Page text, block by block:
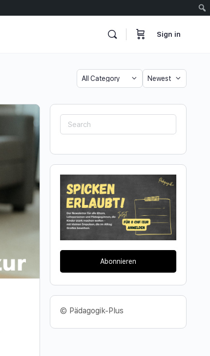
Sign in
Category
Sort
Search
for:
Abonnieren
© Pädagogik-Plus